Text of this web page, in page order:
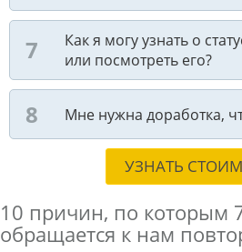
Как я могу узнать о
или посмотреть его?
Мне нужна доработка,
УЗНАТЬ
10 причин, по которым
обращается к нам